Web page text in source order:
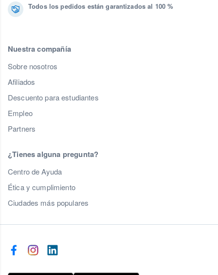
Todos los pedidos están garantizados al 100 %
Nuestra compañía
Sobre nosotros
Afiliados
Descuento para estudiantes
Empleo
Partners
¿Tienes alguna pregunta?
Centro de Ayuda
Ética y cumplimiento
Ciudades más populares